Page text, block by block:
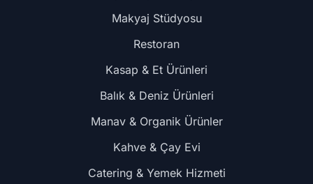
Makyaj Stüdyosu
Restoran
Kasap & Et Ürünleri
Balık & Deniz Ürünleri
Manav & Organik Ürünler
Kahve & Çay Evi
Catering & Yemek Hizmeti